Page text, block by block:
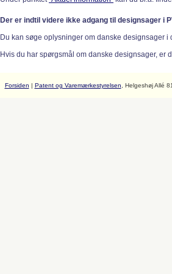
Der er indtil videre ikke adgang til designsager i
Du kan søge oplysninger om danske designsager
Hvis du har spørgsmål om danske designsager, er
Forsiden | Patent og Varemærkestyrelsen , Helgeshøj Allé